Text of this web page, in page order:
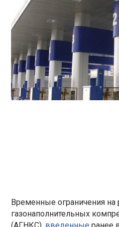
Временные ограничения на
газонаполнительных